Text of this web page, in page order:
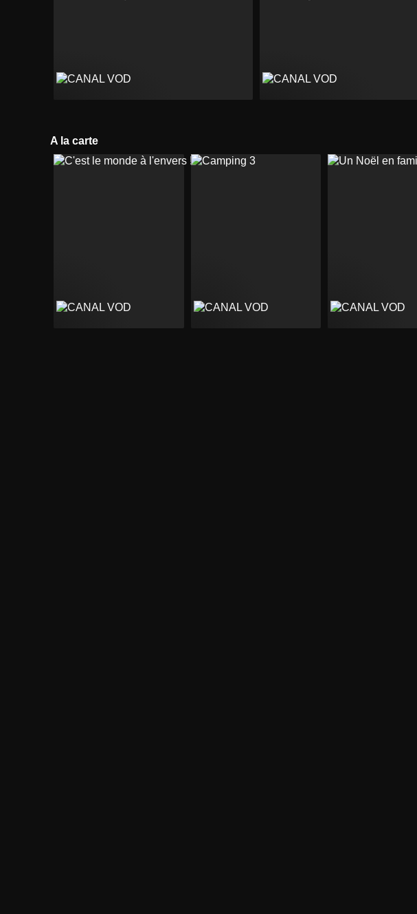
A la carte